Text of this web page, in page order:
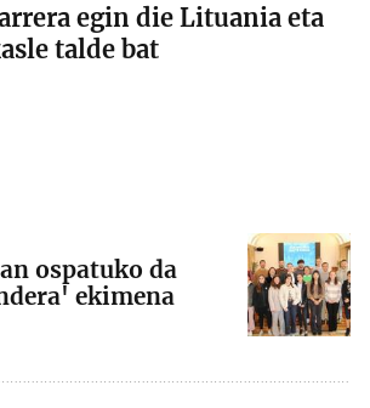
egin die Lituania eta
talde bat
ospatuko da
ekimena